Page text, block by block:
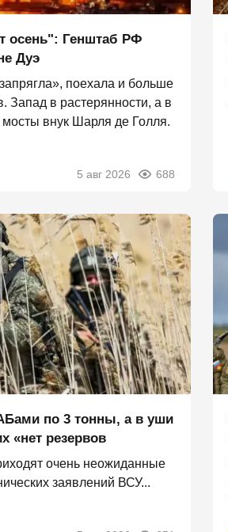
осень": Генштаб РФ
Дуэ
поехала и больше
Запад в растерянности, а в
внук Шарля де Голля.
5 авг 2026 688
по 3 тонны, а в уши
«нет резервов
очень неожиданные
заявлений ВСУ...